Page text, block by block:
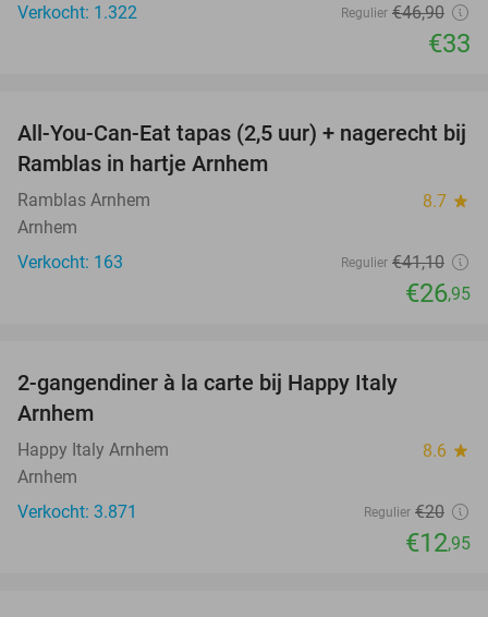
Verkocht: 1.322
Regulier €46,90
€33
34%
All-You-Can-Eat tapas (2,5 uur) + nagerecht bij
Ramblas in hartje Arnhem
Ramblas Arnhem 8.7 star
Arnhem
Verkocht: 163
Regulier €41,10
€26,95
2-gangendiner à la carte bij Happy Italy
Arnhem
Happy Italy Arnhem 8.6 star
Arnhem
Verkocht: 3.871
Regulier €20
€12,95